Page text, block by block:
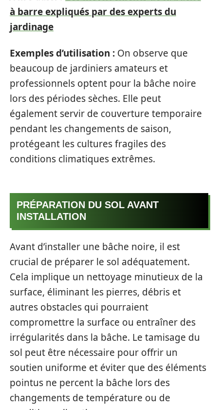
à barre expliqués par des experts du
jardinage
Exemples d’utilisation : On observe que
beaucoup de jardiniers amateurs et
professionnels optent pour la bâche noire
lors des périodes sèches. Elle peut
également servir de couverture temporaire
pendant les changements de saison,
protégeant les cultures fragiles des
conditions climatiques extrêmes.
PRÉPARATION DU SOL AVANT
INSTALLATION
Avant d’installer une bâche noire, il est
crucial de préparer le sol adéquatement.
Cela implique un nettoyage minutieux de la
surface, éliminant les pierres, débris et
autres obstacles qui pourraient
compromettre la surface ou entraîner des
irrégularités dans la bâche. Le tamisage du
sol peut être nécessaire pour offrir un
soutien uniforme et éviter que des éléments
pointus ne percent la bâche lors des
changements de température ou de